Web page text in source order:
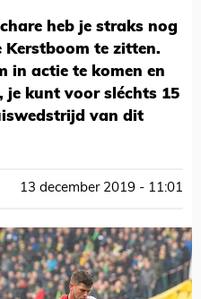
heb je straks nog
Kerstboom te zitten.
in actie te komen en
je kunt voor sléchts 15
van dit
13 december 2019 - 11:01